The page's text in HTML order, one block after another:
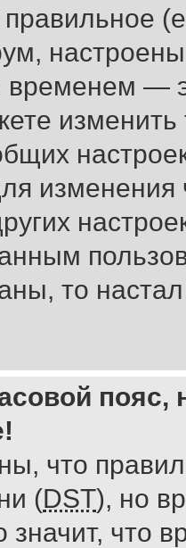
настроены
—
изменить
изменения
то
пояс,
что
(DST), но
значит, что